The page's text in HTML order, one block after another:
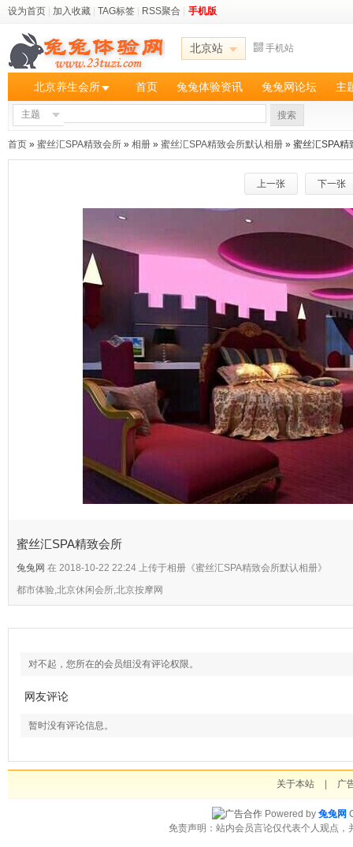
设为首页 加入收藏 TAG标签 RSS聚合 手机版
北京站 手机站
北京养生会所 首页 兔兔体验资讯 兔兔网论坛 主
主题 搜索
首页 » 蜜丝汇SPA精致会所 » 相册 » 蜜丝汇SPA精致会所默认相册 » 蜜丝汇SPA精
上一张 下一张
蜜丝汇SPA精致会所
兔兔网 在 2018-10-22 22:24 上传于相册《蜜丝汇SPA精致会所默认相册》
都市体验,北京休闲会所,北京按摩网
对不起，您所在的会员组没有评论权限。
网友评论
暂时没有评论信息。
关于本站 广
Powered by 兔兔网
免责声明：站内会员言论仅代表个人观点